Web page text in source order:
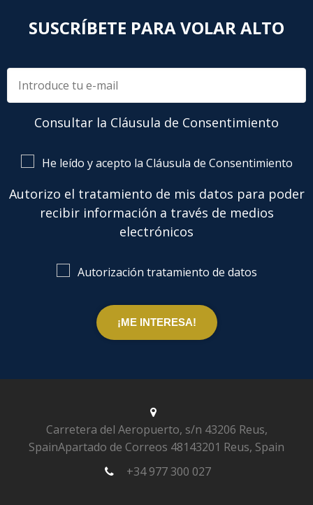
SUSCRÍBETE PARA VOLAR ALTO
Consultar la Cláusula de Consentimiento
He leído y acepto la Cláusula de Consentimiento
Autorizo el tratamiento de mis datos para poder
recibir información a través de medios
electrónicos
Autorización tratamiento de datos
Carretera del Aeropuerto, s/n 43206 Reus,
SpainApartado de Correos 48143201 Reus, Spain
+34 977 300 027